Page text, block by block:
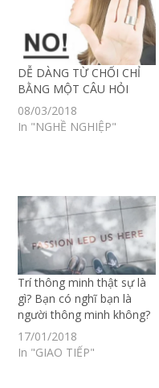
DỄ DÀNG TỪ CHỐI CHỈ
BẰNG MỘT CÂU HỎI
08/03/2018
In "NGHỀ NGHIỆP"
Trí thông minh thật sự là
gì? Bạn có nghĩ bạn là
người thông minh không?
17/01/2018
In "GIAO TIẾP"